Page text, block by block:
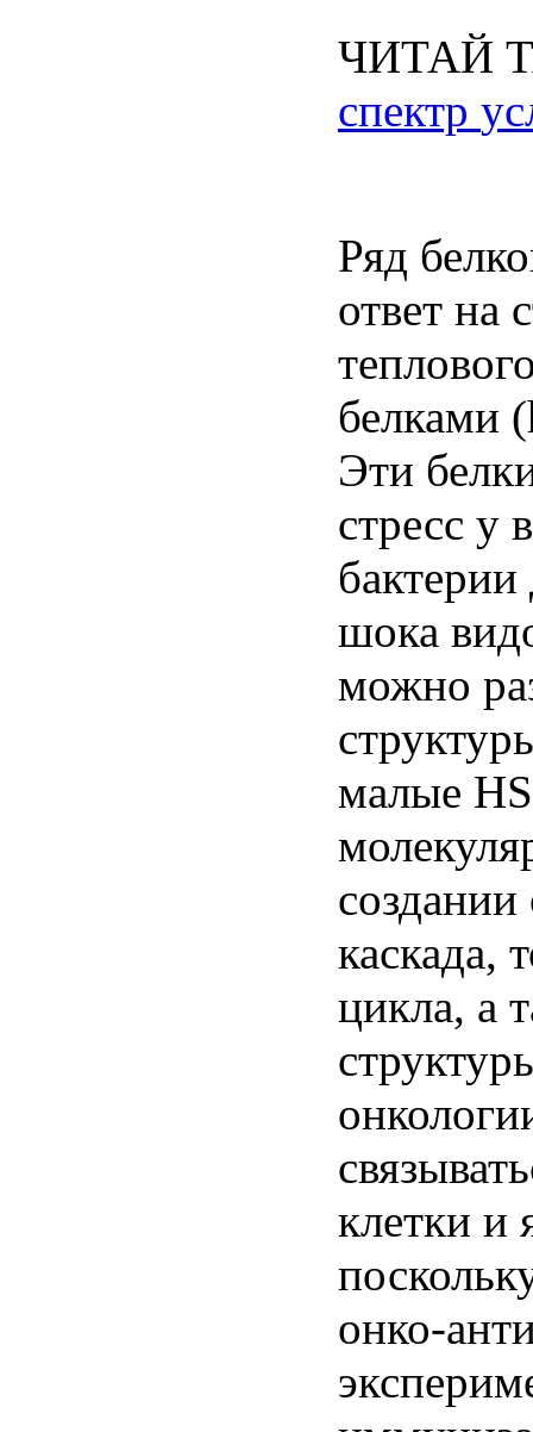
ЧИТАЙ
спектр
Ряд
ответ на
белками
Эти
стресс у
бактерии
шока
можно
малые
создании
каскада,
цикла, а
клетки и
онко-